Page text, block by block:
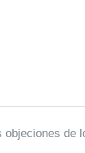
de